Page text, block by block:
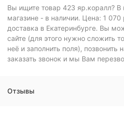
Вы ищите товар 423 яр.коралл? В
магазине - в наличии. Цена: 1 070
доставка в Екатеринбурге. Вы
сайте (для этого нужно сложить
неё и заполнить поля), позвонить
заказать звонок и мы Вам
Отзывы